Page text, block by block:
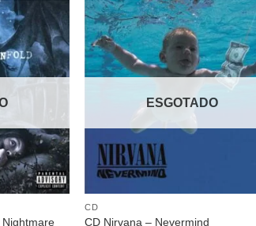
Adicionar
a lista de
desejos
a lista
ESGOTADO
CD
CD Nirvana – Nevermind